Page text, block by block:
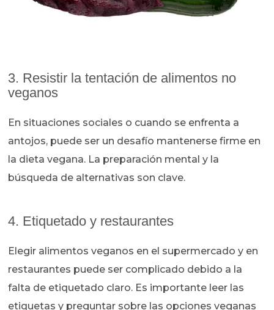
3. Resistir la tentación de alimentos no
veganos
En situaciones sociales o cuando se enfrenta a
antojos, puede ser un desafío mantenerse firme en
la dieta vegana. La preparación mental y la
búsqueda de alternativas son clave.
4. Etiquetado y restaurantes
Elegir alimentos veganos en el supermercado y en
restaurantes puede ser complicado debido a la
falta de etiquetado claro. Es importante leer las
etiquetas y preguntar sobre las opciones veganas